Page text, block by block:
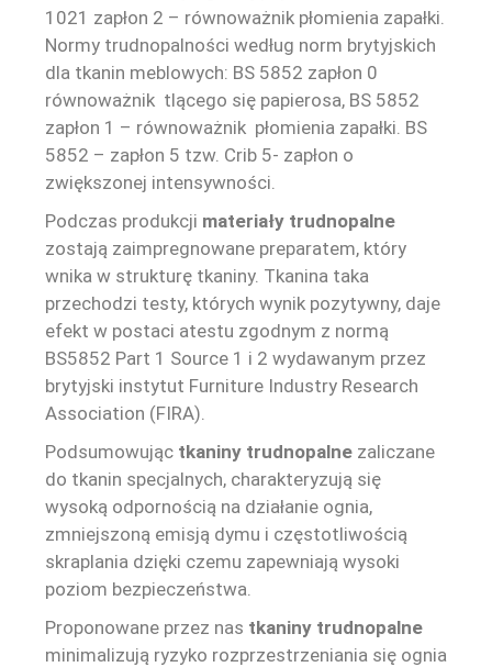
1021 zapłon 2 – równoważnik płomienia zapałki.
Normy trudnopalności według norm brytyjskich
dla tkanin meblowych: BS 5852 zapłon 0
równoważnik tlącego się papierosa, BS 5852
zapłon 1 – równoważnik płomienia zapałki. BS
5852 – zapłon 5 tzw. Crib 5- zapłon o
zwiększonej intensywności.
Podczas produkcji materiały trudnopalne
zostają zaimpregnowane preparatem, który
wnika w strukturę tkaniny. Tkanina taka
przechodzi testy, których wynik pozytywny, daje
efekt w postaci atestu zgodnym z normą
BS5852 Part 1 Source 1 i 2 wydawanym przez
brytyjski instytut Furniture Industry Research
Association (FIRA).
Podsumowując tkaniny trudnopalne zaliczane
do tkanin specjalnych, charakteryzują się
wysoką odpornością na działanie ognia,
zmniejszoną emisją dymu i częstotliwością
skraplania dzięki czemu zapewniają wysoki
poziom bezpieczeństwa.
Proponowane przez nas tkaniny trudnopalne
minimalizują ryzyko rozprzestrzeniania się ognia